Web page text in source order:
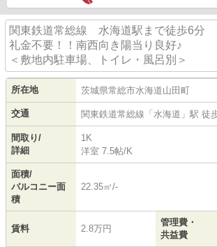
関東鉄道常総線 水海道駅まで徒歩6分
礼金不要！！南西向き陽当り良好♪
＜敷地内駐車場、トイレ・風呂別＞
所在地 茨城県常総市水海道山田町
交通 関東鉄道常総線 「 水海道 」駅 徒
間取り/
詳細
1K
洋室 7.5帖/K
面積/
バルコニー面
積
22.35㎡/-
賃料 2.8万円
管理費・
共益費